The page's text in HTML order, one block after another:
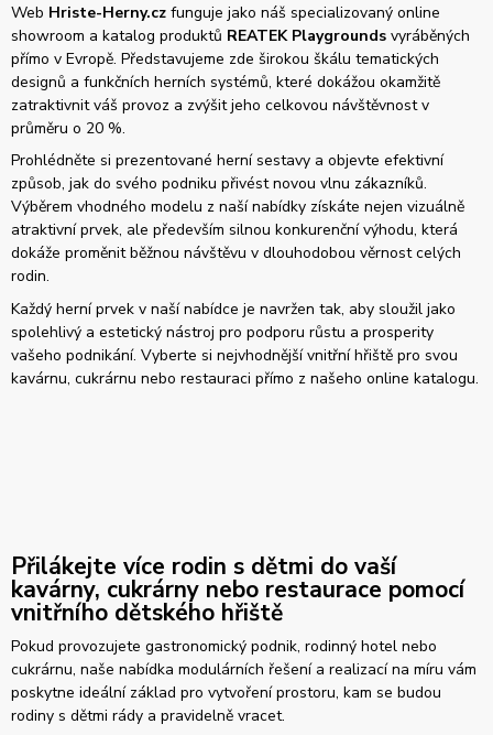
Web Hriste-Herny.cz funguje jako náš specializovaný online
showroom a katalog produktů REATEK Playgrounds vyráběných
přímo v Evropě. Představujeme zde širokou škálu tematických
designů a funkčních herních systémů, které dokážou okamžitě
zatraktivnit váš provoz a zvýšit jeho celkovou návštěvnost v
průměru o 20 %.
Prohlédněte si prezentované herní sestavy a objevte efektivní
způsob, jak do svého podniku přivést novou vlnu zákazníků.
Výběrem vhodného modelu z naší nabídky získáte nejen vizuálně
atraktivní prvek, ale především silnou konkurenční výhodu, která
dokáže proměnit běžnou návštěvu v dlouhodobou věrnost celých
rodin.
Každý herní prvek v naší nabídce je navržen tak, aby sloužil jako
spolehlivý a estetický nástroj pro podporu růstu a prosperity
vašeho podnikání. Vyberte si nejvhodnější vnitřní hřiště pro svou
kavárnu, cukrárnu nebo restauraci přímo z našeho online katalogu.
Přilákejte více rodin s dětmi do vaší
kavárny, cukrárny nebo restaurace pomocí
vnitřního dětského hřiště
Pokud provozujete gastronomický podnik, rodinný hotel nebo
cukrárnu, naše nabídka modulárních řešení a realizací na míru vám
poskytne ideální základ pro vytvoření prostoru, kam se budou
rodiny s dětmi rády a pravidelně vracet.